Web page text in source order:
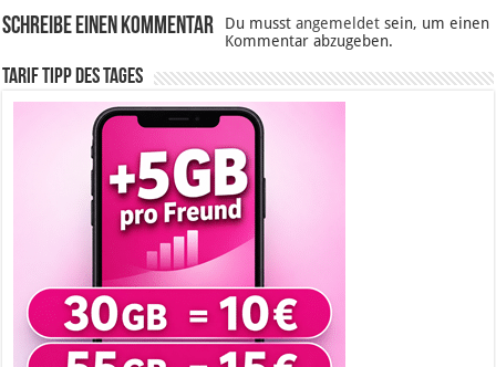
Schreibe einen Kommentar Du musstangemeldet sein, um einen
Kommentar abzugeben.
Tarif Tipp des Tages